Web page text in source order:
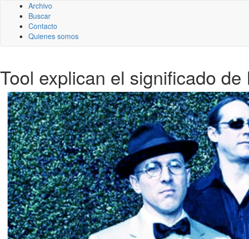
Archivo
Buscar
Contacto
Quienes somos
Tool explican el significado